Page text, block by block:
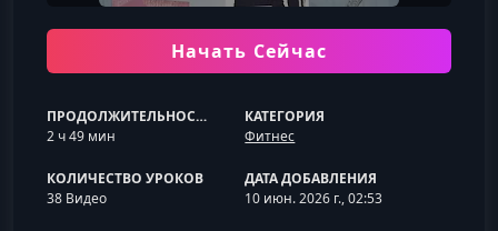
Начать Сейчас
ПРОДОЛЖИТЕЛЬНОСТЬ
2 ч 49 мин
КАТЕГОРИЯ
Фитнес
КОЛИЧЕСТВО УРОКОВ
38 Видео
ДАТА ДОБАВЛЕНИЯ
10 июн. 2026 г., 02:53